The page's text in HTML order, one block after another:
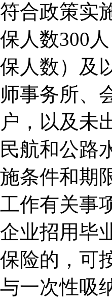
符合政策实
保人数300
保人数）及
师事务所、
户，以及未
民航和公路
施条件和期
工作有关事
企业招用毕
保险的，可
与一次性吸